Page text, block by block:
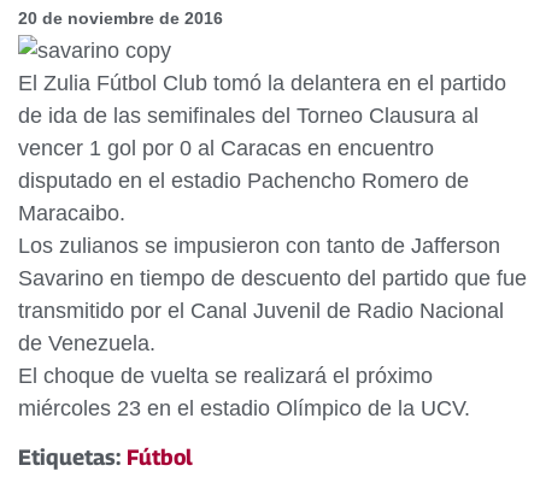
20 de noviembre de 2016
El Zulia Fútbol Club tomó la delantera en el partido
de ida de las semifinales del Torneo Clausura al
vencer 1 gol por 0 al Caracas en encuentro
disputado en el estadio Pachencho Romero de
Maracaibo.
Los zulianos se impusieron con tanto de Jafferson
Savarino en tiempo de descuento del partido que fue
transmitido por el Canal Juvenil de Radio Nacional
de Venezuela.
El choque de vuelta se realizará el próximo
miércoles 23 en el estadio Olímpico de la UCV.
Etiquetas: Fútbol